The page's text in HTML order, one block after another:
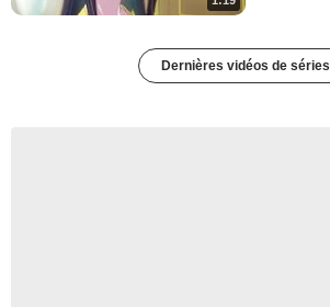
Dernières vidéos de séries